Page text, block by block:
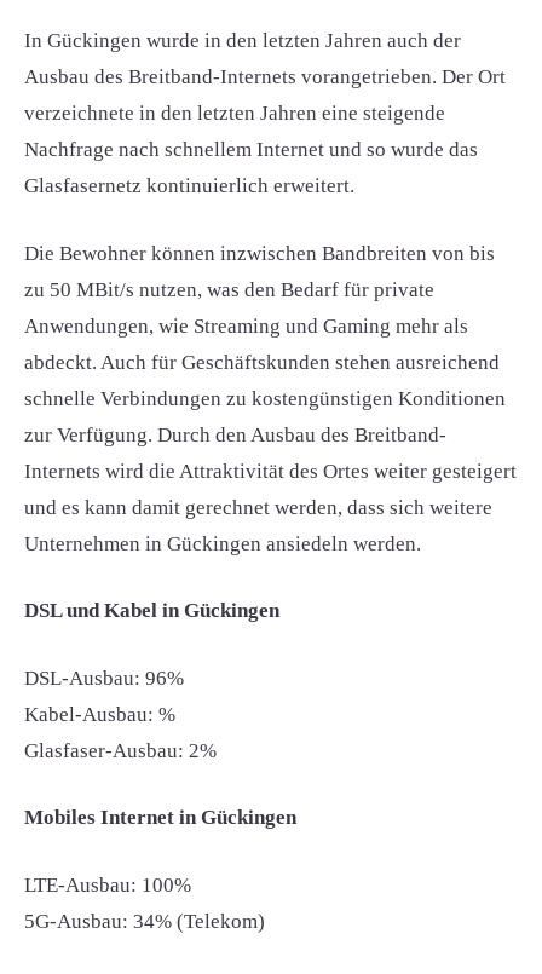
In Gückingen wurde in den letzten Jahren auch der
Ausbau des Breitband-Internets vorangetrieben. Der Ort
verzeichnete in den letzten Jahren eine steigende
Nachfrage nach schnellem Internet und so wurde das
Glasfasernetz kontinuierlich erweitert.
Die Bewohner können inzwischen Bandbreiten von bis
zu 50 MBit/s nutzen, was den Bedarf für private
Anwendungen, wie Streaming und Gaming mehr als
abdeckt. Auch für Geschäftskunden stehen ausreichend
schnelle Verbindungen zu kostengünstigen Konditionen
zur Verfügung. Durch den Ausbau des Breitband-
Internets wird die Attraktivität des Ortes weiter gesteigert
und es kann damit gerechnet werden, dass sich weitere
Unternehmen in Gückingen ansiedeln werden.
DSL und Kabel in Gückingen
DSL-Ausbau: 96%
Kabel-Ausbau: %
Glasfaser-Ausbau: 2%
Mobiles Internet in Gückingen
LTE-Ausbau: 100%
5G-Ausbau: 34% (Telekom)